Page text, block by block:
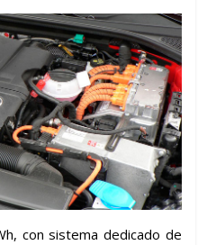
con sistema dedicado de